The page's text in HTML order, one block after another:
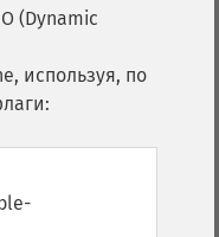
(Dynamic
используя, по